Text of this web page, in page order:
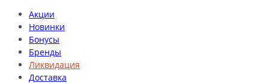
Акции
Новинки
Бонусы
Бренды
Ликвидация
Доставка